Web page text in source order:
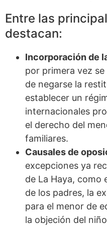
Entre las
destacan:
Incorporación de
por primera vez
de negarse la
establecer un
internacionales
el derecho del
familiares.
Causales de
excepciones ya
de La Haya, como
de los padres, la
para el menor de
la objeción del